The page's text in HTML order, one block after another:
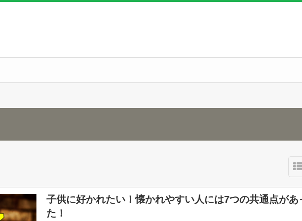
子供に好かれたい！懐かれやすい人には7つの共通点があ
た！